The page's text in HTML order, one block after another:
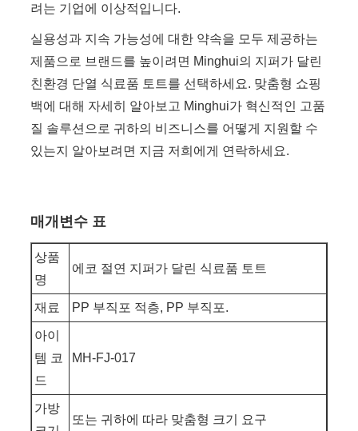
려는 기업에 이상적입니다.
실용성과 지속 가능성에 대한 약속을 모두 제공하는
제품으로 브랜드를 높이려면 Minghui의 지퍼가 달린
친환경 단열 식료품 토트를 선택하세요. 맞춤형 쇼핑
백에 대해 자세히 알아보고 Minghui가 혁신적인 고품
질 솔루션으로 귀하의 비즈니스를 어떻게 지원할 수
있는지 알아보려면 지금 저희에게 연락하세요.
매개변수 표
상품
명
에코 절연 지퍼가 달린 식료품 토트
재료 PP 부직포 적층, PP 부직포.
아이
템 코
드
MH-FJ-017
가방
또는 귀하에 따라 맞춤형 크기 요구